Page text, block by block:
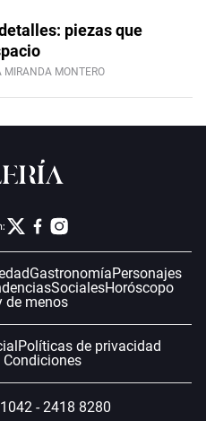
piezas que
MIRANDA MONTERO
GastronomíaPersonajes
SocialesHoróscopo
de menos
Políticas de privacidad
- 2418 8280